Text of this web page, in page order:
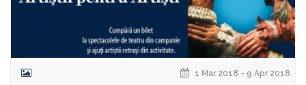
1 Mar 2018 - 9 Apr 2018